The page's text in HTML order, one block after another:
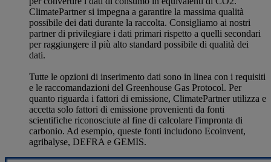
ClimatePartner si impegna a garantire la massima qualità
possibile dei dati durante la raccolta. Consigliamo ai nostri
partner di privilegiare i dati primari rispetto a quelli secondari
per raggiungere il più alto standard possibile di qualità dei
dati.
Tutte le opzioni di inserimento dati sono in linea con i requisiti
e le raccomandazioni del Greenhouse Gas Protocol. Per
quanto riguarda i fattori di emissione, ClimatePartner utilizza e
accetta solo fattori di emissione provenienti da fonti
scientifiche riconosciute al fine di calcolare l'impronta di
carbonio. Ad esempio, queste fonti includono Ecoinvent,
agribalyse, DEFRA e GEMIS.